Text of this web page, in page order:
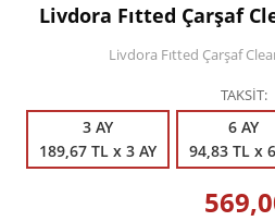
Livdora Fıtted Çarşaf
Livdora Fıtted Çarşaf
TAKSİT
3 AY
189,67 TL x 3 AY
6 AY
94,83 TL x